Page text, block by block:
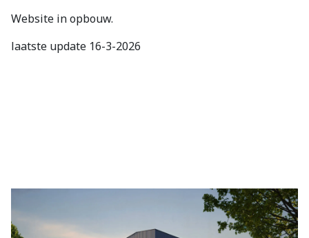
Website in opbouw.
laatste update 16-3-2026